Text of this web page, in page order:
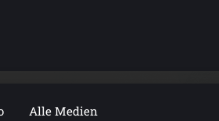
Alle Medien